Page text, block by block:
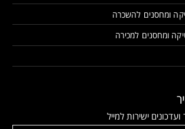
ומחסנים להשכרה
ומחסנים למכירה
ישירות למייל